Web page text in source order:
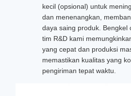
kecil (opsional) untuk
dan menenangkan,
daya saing produk. Bengkel
tim R&D kami
yang cepat dan produksi
memastikan kualitas yang
pengiriman tepat waktu.